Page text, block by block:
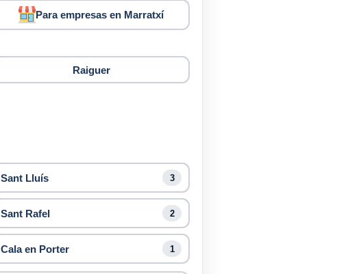
Para empresas en Marratxí
Raiguer
Sant Lluís 3
Sant Rafel 2
Cala en Porter 1